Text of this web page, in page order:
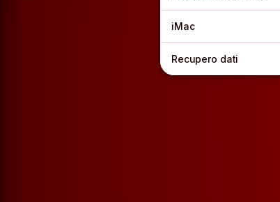
iMac
Recupero dati